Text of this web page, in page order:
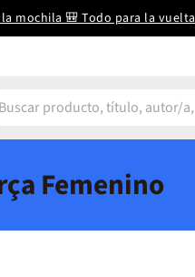
mochila 🎒 Todo para la vuelta
Femenino